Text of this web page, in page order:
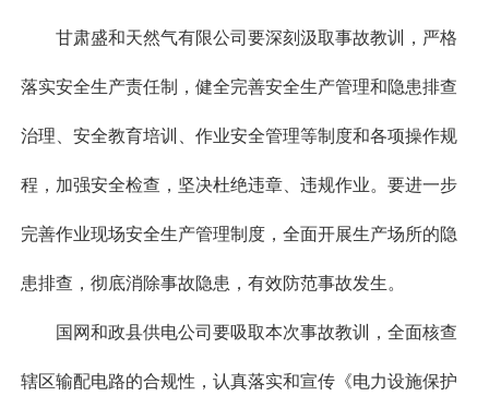
甘肃盛和天然气有限公司要深刻汲取事故教训，严格
落实安全生产责任制，健全完善安全生产管理和隐患排查
治理、安全教育培训、作业安全管理等制度和各项操作规
程，加强安全检查，坚决杜绝违章、违规作业。要进一步
完善作业现场安全生产管理制度，全面开展生产场所的隐
患排查，彻底消除事故隐患，有效防范事故发生。
国网和政县供电公司要吸取本次事故教训，全面核查
辖区输配电路的合规性，认真落实和宣传《电力设施保护